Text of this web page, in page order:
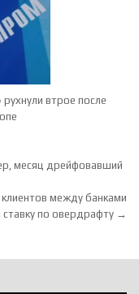
втрое после
месяц дрейфовавший
между банками
ставку по овердрафту →